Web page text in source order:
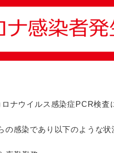
ナウイルス感染症PCR検査
の感染であり以下のような状